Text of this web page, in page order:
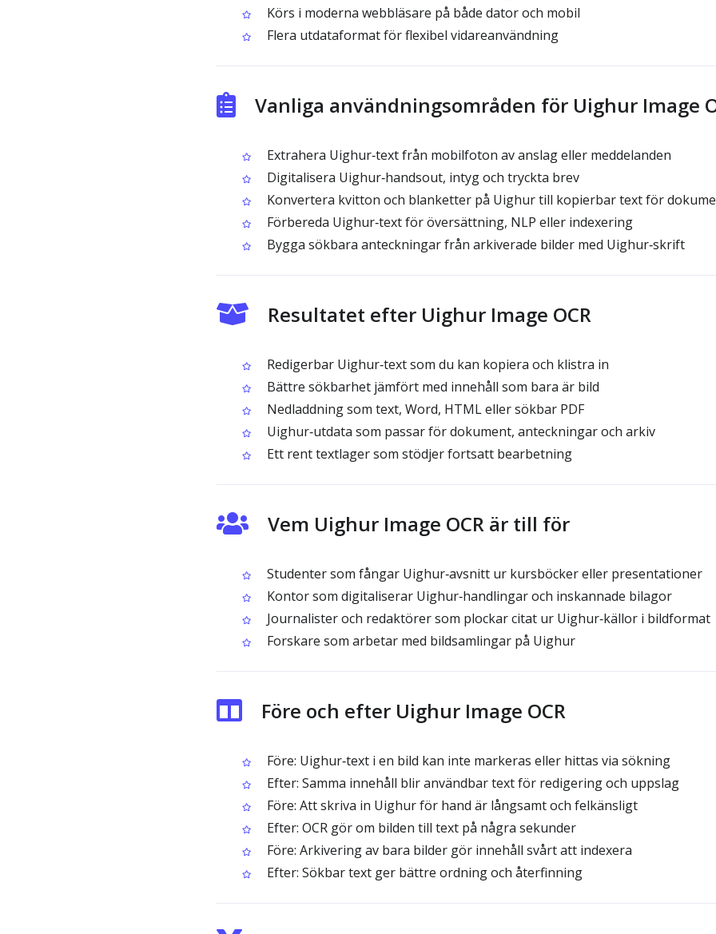
Körs i moderna webbläsare på både dator och mobil
Flera utdataformat för flexibel vidareanvändning
Vanliga användningsområden för Uighur Image
Extrahera Uighur‑text från mobilfoton av anslag eller meddelanden
Digitalisera Uighur‑handsout, intyg och tryckta brev
Konvertera kvitton och blanketter på Uighur till kopierbar text för
Förbereda Uighur‑text för översättning, NLP eller indexering
Bygga sökbara anteckningar från arkiverade bilder med Uighur‑skrift
Resultatet efter Uighur Image OCR
Redigerbar Uighur‑text som du kan kopiera och klistra in
Bättre sökbarhet jämfört med innehåll som bara är bild
Nedladdning som text, Word, HTML eller sökbar PDF
Uighur‑utdata som passar för dokument, anteckningar och arkiv
Ett rent textlager som stödjer fortsatt bearbetning
Vem Uighur Image OCR är till för
Studenter som fångar Uighur‑avsnitt ur kursböcker eller presentationer
Kontor som digitaliserar Uighur‑handlingar och inskannade bilagor
Journalister och redaktörer som plockar citat ur Uighur‑källor i bildformat
Forskare som arbetar med bildsamlingar på Uighur
Före och efter Uighur Image OCR
Före: Uighur‑text i en bild kan inte markeras eller hittas via sökning
Efter: Samma innehåll blir användbar text för redigering och uppslag
Före: Att skriva in Uighur för hand är långsamt och felkänsligt
Efter: OCR gör om bilden till text på några sekunder
Före: Arkivering av bara bilder gör innehåll svårt att indexera
Efter: Sökbar text ger bättre ordning och återfinning